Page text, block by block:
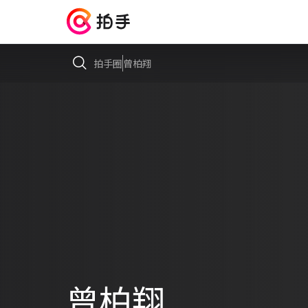
拍手圈 曾柏翔